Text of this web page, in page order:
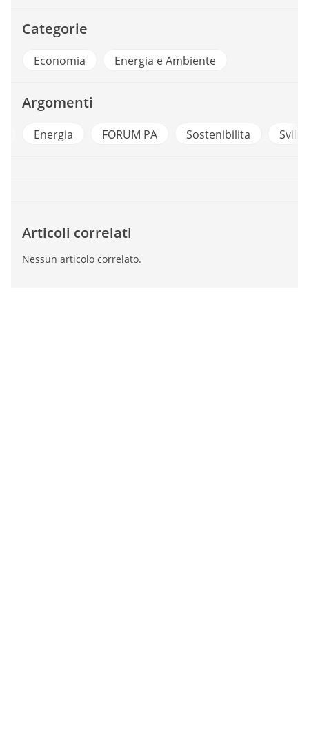
Categorie
Economia Energia e Ambiente
Argomenti
Energia FORUM PA Sostenibilita
Articoli correlati
Nessun articolo correlato.